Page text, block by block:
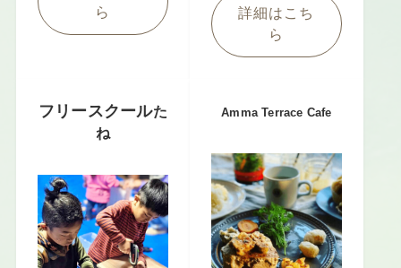
ら
詳細はこち
ら
フリースクールた
ね
Amma Terrace Cafe